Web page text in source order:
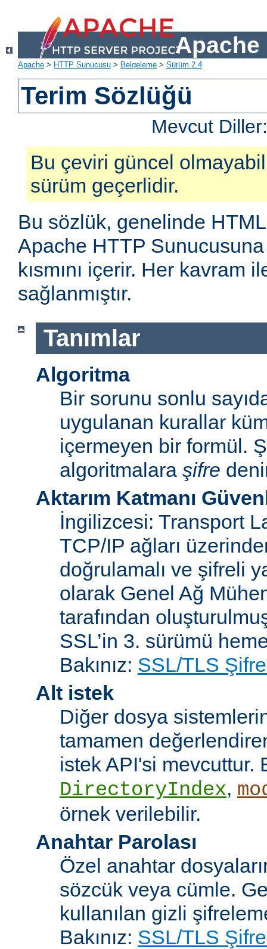
Apache
Apache > HTTP Sunucusu > Belgeleme > Sürüm 2.4
Terim Sözlüğü
Mevcut
Bu çeviri güncel
sürüm geçerlidir.
Bu sözlük, genelinde
Apache HTTP
kısmını içerir. Her kavram
sağlanmıştır.
Tanımlar
Algoritma
Bir sorunu sonlu
uygulanan kurallar
içermeyen bir formül.
algoritmalara şifre
Aktarım Katmanı
İngilizcesi: Transport
TCP/IP ağları
doğrulamalı ve şifreli
olarak Genel Ağ
tarafından
SSL’in 3. sürümü
Bakınız: SSL/TLS
Alt istek
Diğer dosya
tamamen
istek API'si mevcuttur.
DirectoryIndex,
örnek verilebilir.
Anahtar Parolası
Özel anahtar
sözcük veya cümle.
kullanılan gizli
Bakınız: SSL/TLS